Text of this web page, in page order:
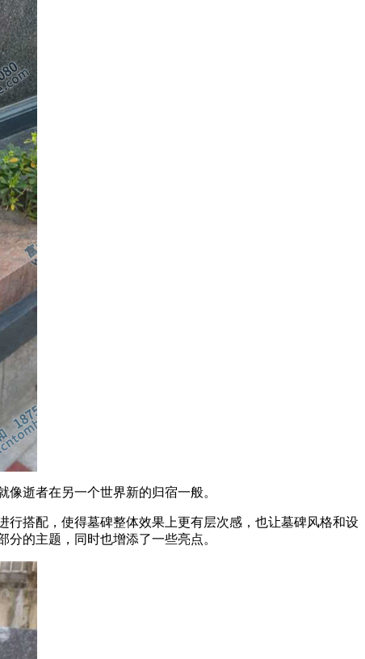
逝者在另一个世界新的归宿一般。
搭配，使得墓碑整体效果上更有层次感，也让墓碑风格和设
的主题，同时也增添了一些亮点。